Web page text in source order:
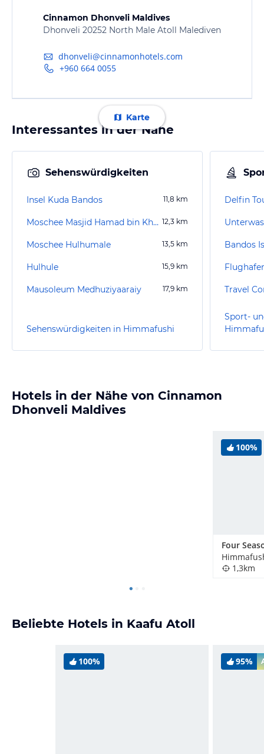
Cinnamon Dhonveli Maldives
Dhonveli 20252 North Male Atoll Malediven
dhonveli@cinnamonhotels.com
+960 664 0055
Karte
Interessantes in der Nähe
Sehenswürdigkeiten
Insel Kuda Bandos 11,8 km
Moschee Masjid Hamad bin Khalifa Al Thani 12,3 km
Moschee Hulhumale 13,5 km
Hulhule 15,9 km
Mausoleum Medhuziyaaraiy 17,9 km
Sehenswürdigkeiten in Himmafushi
Delfin
Bandos
Travel
Sport-
Hotels in der Nähe von Cinnamon
Dhonveli Maldives
100%
1,3km
Beliebte Hotels in Kaafu Atoll
100% 95%